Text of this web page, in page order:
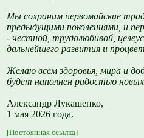
Мы сохраним первомайские
предыдущими поколениями, и
- честной, трудолюбивой,
дальнейшего развития и
Желаю всем здоровья, мира и
будет наполнен радостью
Александр Лукашенко,
1 мая 2026 года.
[Постоянная ссылка]